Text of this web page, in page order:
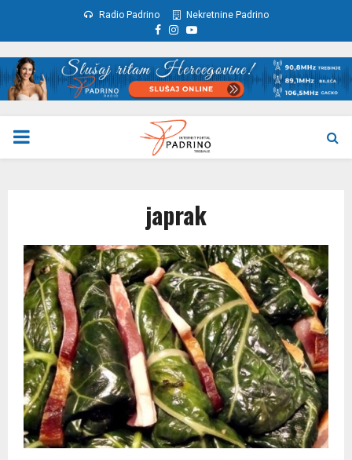
Radio Padrino Nekretnine Padrino
Facebook
Instagram
Youtube
PRIMARY
japrak